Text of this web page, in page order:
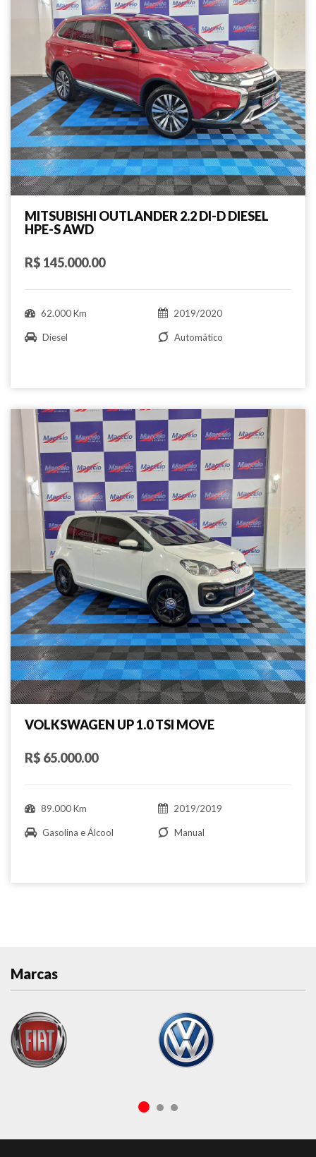
MITSUBISHI OUTLANDER 2.2 DI-D DIESEL
HPE-S AWD
R$ 145.000.00
62.000 Km 2019/2020
Diesel Automático
VOLKSWAGEN UP 1.0 TSI MOVE
R$ 65.000.00
89.000 Km 2019/2019
Gasolina e Álcool Manual
Marcas